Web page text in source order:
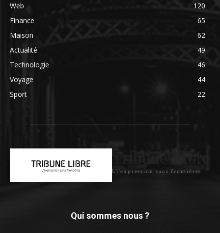
Web
120
Finance
65
Maison
62
Actualité
49
Technologie
46
Voyage
44
Sport
22
Tribune Libre
L\'expression sans frontières
Qui sommes nous ?